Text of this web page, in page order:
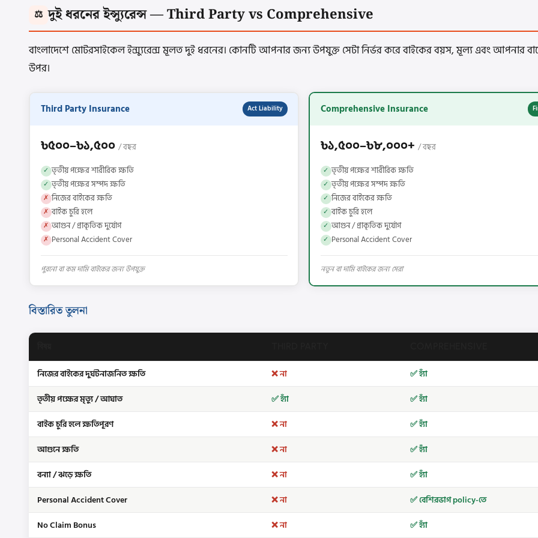
⚖️ দুই ধরনের ইন্স্যুরেন্স — Third Party vs Comprehensive
বাংলাদেশে মোটরসাইকেল ইন্স্যুরেন্স মূলত দুই ধরনের। কোনটি আপনার জন্য উপযুক্ত সেটা নির্ভর করে বাইকের বয়স, মূল্য এবং আপনার
উপর।
Third Party Insurance Act Liability
৳৫০০–৳১,৫০০ / বছর
✓ তৃতীয় পক্ষের শারীরিক ক্ষতি
✓ তৃতীয় পক্ষের সম্পদ ক্ষতি
✗ নিজের বাইকের ক্ষতি
✗ বাইক চুরি হলে
✗ আগুন / প্রাকৃতিক দুর্যোগ
✗ Personal Accident Cover
পুরনো বা কম দামি বাইকের জন্য উপযুক্ত
Comprehensive Insurance
৳১,৫০০–৳৮,০০০+ / বছর
✓ তৃতীয় পক্ষের শারীরিক ক্ষতি
✓ তৃতীয় পক্ষের সম্পদ ক্ষতি
✓ নিজের বাইকের ক্ষতি
✓ বাইক চুরি হলে
✓ আগুন / প্রাকৃতিক দুর্যোগ
✓ Personal Accident Cover
নতুন বা দামি বাইকের জন্য সেরা
বিস্তারিত তুলনা
নিজের বাইকের দুর্ঘটনাজনিত ক্ষতি ❌ না
✅ হ্যাঁ
তৃতীয় পক্ষের মৃত্যু / আঘাত
✅ হ্যাঁ
✅ হ্যাঁ
বাইক চুরি হলে ক্ষতিপূরণ
❌ না
✅ হ্যাঁ
আগুনে ক্ষতি
❌ না
✅ হ্যাঁ
বন্যা / ঝড়ে ক্ষতি
❌ না
✅ হ্যাঁ
Personal Accident Cover
❌ না
✅ বেশিরভাগ policy-তে
No Claim Bonus
❌ না ✅ হ্যাঁ